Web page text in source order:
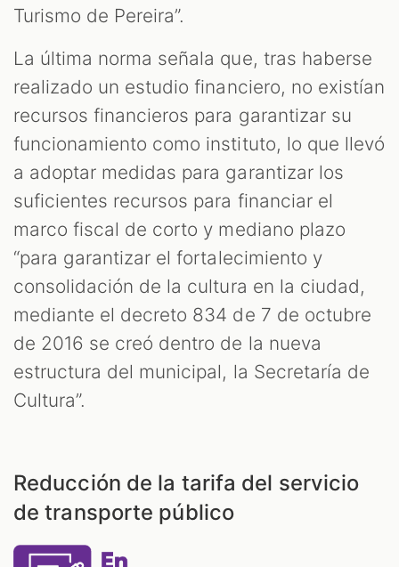
Turismo de Pereira”.
La última norma señala que, tras haberse
realizado un estudio financiero, no existían
recursos financieros para garantizar su
funcionamiento como instituto, lo que llevó
a adoptar medidas para garantizar los
suficientes recursos para financiar el
marco fiscal de corto y mediano plazo
“para garantizar el fortalecimiento y
consolidación de la cultura en la ciudad,
mediante el decreto 834 de 7 de octubre
de 2016 se creó dentro de la nueva
estructura del municipal, la Secretaría de
Cultura”.
Reducción de la tarifa del servicio
de transporte público